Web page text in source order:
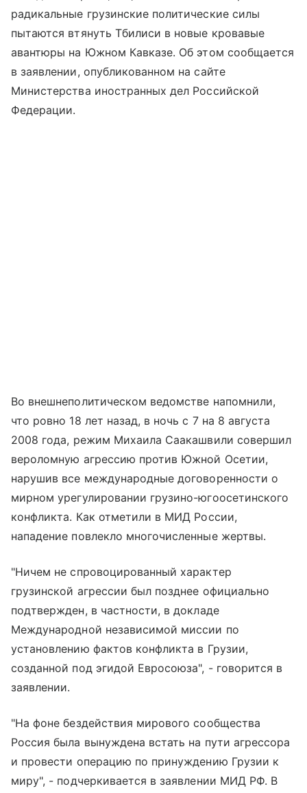
радикальные грузинские политические силы
пытаются втянуть Тбилиси в новые кровавые
авантюры на Южном Кавказе. Об этом сообщается
в заявлении, опубликованном на сайте
Министерства иностранных дел Российской
Федерации.
Во внешнеполитическом ведомстве напомнили,
что ровно 18 лет назад, в ночь с 7 на 8 августа
2008 года, режим Михаила Саакашвили совершил
вероломную агрессию против Южной Осетии,
нарушив все международные договоренности о
мирном урегулировании грузино-югоосетинского
конфликта. Как отметили в МИД России,
нападение повлекло многочисленные жертвы.
"Ничем не спровоцированный характер
грузинской агрессии был позднее официально
подтвержден, в частности, в докладе
Международной независимой миссии по
установлению фактов конфликта в Грузии,
созданной под эгидой Евросоюза", - говорится в
заявлении.
"На фоне бездействия мирового сообщества
Россия была вынуждена встать на пути агрессора
и провести операцию по принуждению Грузии к
миру", - подчеркивается в заявлении МИД РФ. В